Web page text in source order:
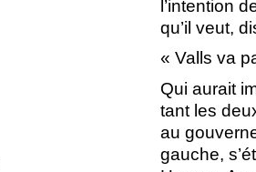
l’intention
qu’il veut,
« Valls va
Qui aurait
tant les
au
gauche,